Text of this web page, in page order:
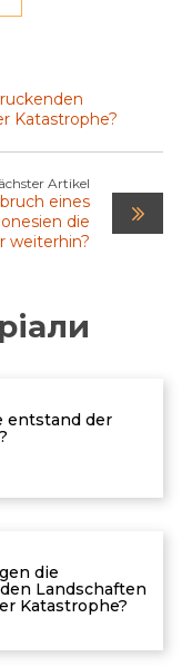
«National
Katastrophe?
Artikel
eines
die
weiterhin?
entstand der
die
Landschaften
Katastrophe?